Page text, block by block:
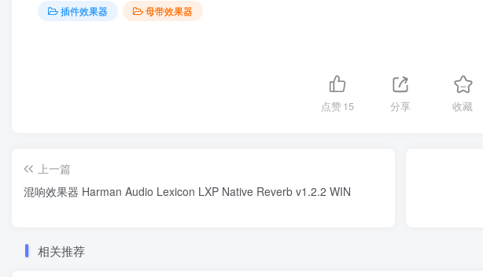
插件效果器 母带效果器
点赞15 分享 收藏
上一篇
混响效果器 Harman Audio Lexicon LXP Native Reverb v1.2.2 WIN
相关推荐